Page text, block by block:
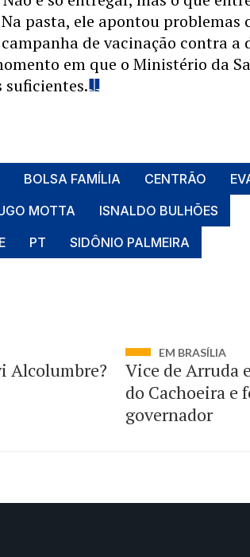
pasta, ele apontou problemas
de vacinação contra a
em que o Ministério da
suficientes.
BOLSA FAMÍLIA CENTRÃO
MOTTA
ISNALDO BULHÕES
PT SIDÔNIO PALMEIRA
Alcolumbre?
EM BRASÍLIA
Vice de Arruda
do Cachoeira e
governador